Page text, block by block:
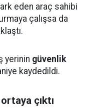
eden araç sahibi
çalışsa da
yerinin güvenlik
kaydedildi.
çıktı